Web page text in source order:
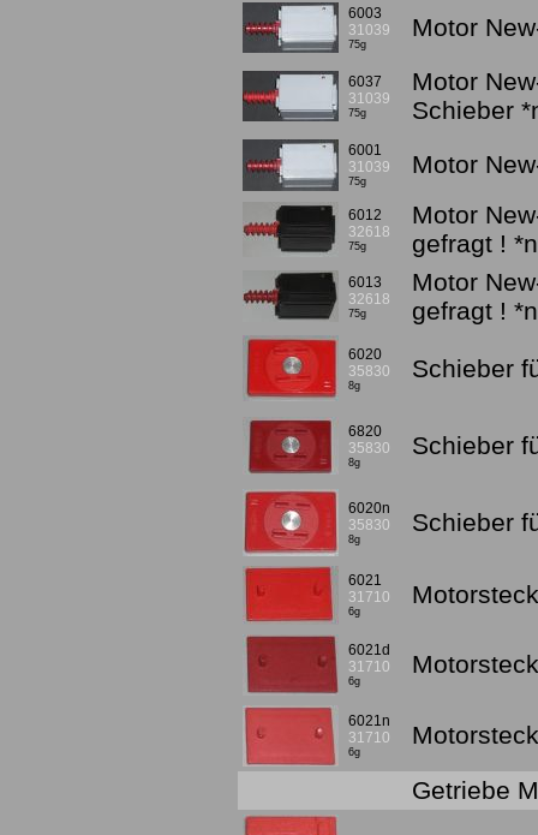
6003
31039
75g
Motor
6037
31039
75g
Motor
Schieber
6001
31039
75g
Motor
6012
32618
75g
Motor
gefragt !
6013
32618
75g
Motor
gefragt !
6020
35830
8g
Schieber
6820
35830
8g
Schieber
6020n
35830
8g
Schieber
6021
31710
6g
6021d
31710
6g
6021n
31710
6g
Getriebe